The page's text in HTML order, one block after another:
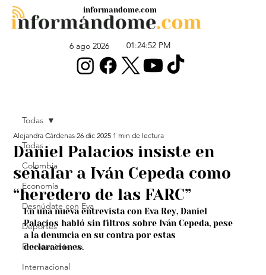
6 ago 2026 01:24:52 PM
informandome.com
Todas
Colombia
Economía
Desnúdate con Eva
Deportes
Entretenimiento
Internacional
Todas
Daniel Palacios insiste en
señalar a Iván Cepeda como
“heredero de las FARC”
Alejandra Cárdenas 26 dic 2025 1 min de lectura
En una nueva entrevista con Eva Rey, Daniel
Palacios habló sin filtros sobre Iván Cepeda, pese
a la denuncia en su contra por estas
declaraciones.